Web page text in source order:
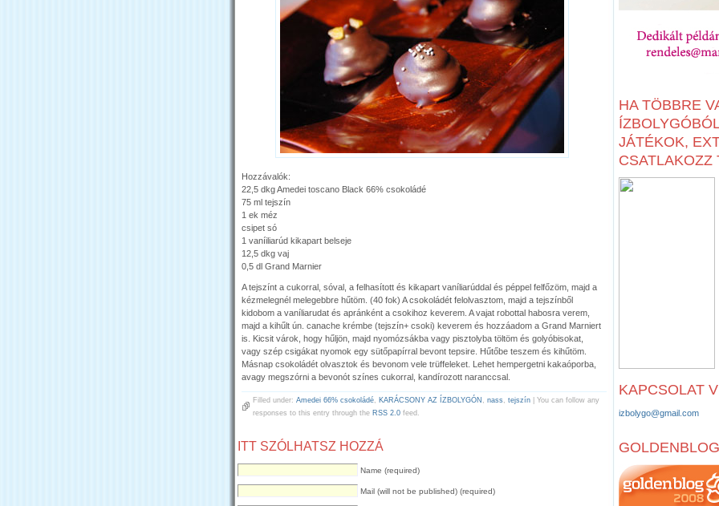
Hozzávalók:
22,5 dkg Amedei toscano Black 66% csokoládé
75 ml tejszín
1 ek méz
csipet só
1 vaníiliarúd kikapart belseje
12,5 dkg vaj
0,5 dl Grand Marnier
A tejszínt a cukorral, sóval, a felhasított és kikapart vaníliarúddal és péppel felfőzöm, majd a
kézmelegnél melegebbre hűtöm. (40 fok) A csokoládét felolvasztom, majd a tejszínből
kidobom a vaníliarudat és apránként a csokihoz keverem. A vajat robottal habosra verem,
majd a kihűlt ún. canache krémbe (tejszín+ csoki) keverem és hozzáadom a Grand Marniert
is. Kicsit várok, hogy hűljön, majd nyomózsákba vagy pisztolyba töltöm és golyóbisokat,
vagy szép csigákat nyomok egy sütőpapírral bevont tepsire. Hűtőbe teszem és kihűtöm.
Másnap csokoládét olvasztok és bevonom vele trüffeleket. Lehet hempergetni kakaóporba,
avagy megszórni a bevonót színes cukorral, kandírozott naranccsal.
Filled under: Amedei 66% csokoládé KARÁCSONY AZ ÍZBOLYGÓN nass tejszín | You can follow any
responses to this entry through the RSS 2.0 feed.
ITT SZÓLHATSZ HOZZÁ
Name (required)
Mail (will not be published) (required)
HA TÖBBRE
JÁTÉKOK,
CSATLAKOZZ
KAPCSOLAT
izbolygo@gmail.com
GOLDENBLOG